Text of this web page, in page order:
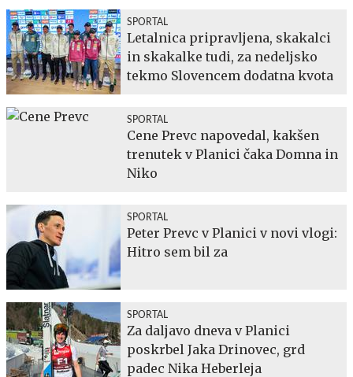
SPORTAL
Letalnica pripravljena, skakalci
in skakalke tudi, za nedeljsko
tekmo Slovencem dodatna kvota
SPORTAL
Cene Prevc napovedal, kakšen
trenutek v Planici čaka Domna in
Niko
SPORTAL
Peter Prevc v Planici v novi vlogi:
Hitro sem bil za
SPORTAL
Za daljavo dneva v Planici
poskrbel Jaka Drinovec, grd
padec Nika Heberleja